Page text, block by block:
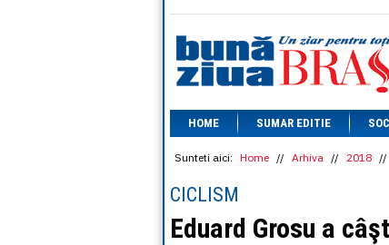
HOME SUMAR EDITIE
Sunteti aici: Home // Arhiva // 2018 //
CICLISM
Eduard Grosu a